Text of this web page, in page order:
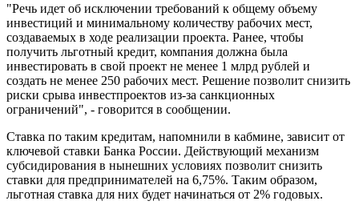
"Речь идет об исключении требований к общему объему
инвестиций и минимальному количеству рабочих мест,
создаваемых в ходе реализации проекта. Ранее, чтобы
получить льготный кредит, компания должна была
инвестировать в свой проект не менее 1 млрд рублей и
создать не менее 250 рабочих мест. Решение позволит снизить
риски срыва инвестпроектов из-за санкционных
ограничений", - говорится в сообщении.
Ставка по таким кредитам, напомнили в кабмине, зависит от
ключевой ставки Банка России. Действующий механизм
субсидирования в нынешних условиях позволит снизить
ставки для предпринимателей на 6,75%. Таким образом,
льготная ставка для них будет начинаться от 2% годовых.